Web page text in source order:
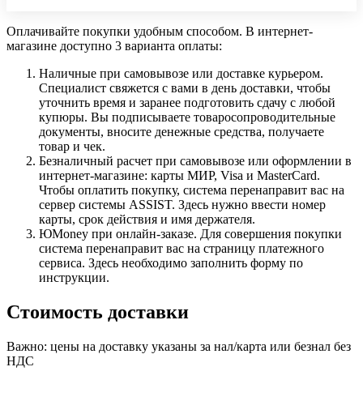
Оплачивайте покупки удобным способом. В интернет-
магазине доступно 3 варианта оплаты:
Наличные при самовывозе или доставке курьером.
Специалист свяжется с вами в день доставки, чтобы
уточнить время и заранее подготовить сдачу с любой
купюры. Вы подписываете товаросопроводительные
документы, вносите денежные средства, получаете
товар и чек.
Безналичный расчет при самовывозе или оформлении в
интернет-магазине: карты МИР, Visa и MasterCard.
Чтобы оплатить покупку, система перенаправит вас на
сервер системы ASSIST. Здесь нужно ввести номер
карты, срок действия и имя держателя.
ЮMoney при онлайн-заказе. Для совершения покупки
система перенаправит вас на страницу платежного
сервиса. Здесь необходимо заполнить форму по
инструкции.
Стоимость доставки
Важно: цены на доставку указаны за нал/карта или безнал без
НДС